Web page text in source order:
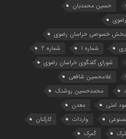
حسین محمدیان
و بخش خصوصی خراسان رضوی
شماره 1
شماره 2
شورای گفتگوی خراسان رضوی
غلامحسین شافعی
محمدحسین روشنک
امتی
معدن
واردات
کارکنان
گمرک